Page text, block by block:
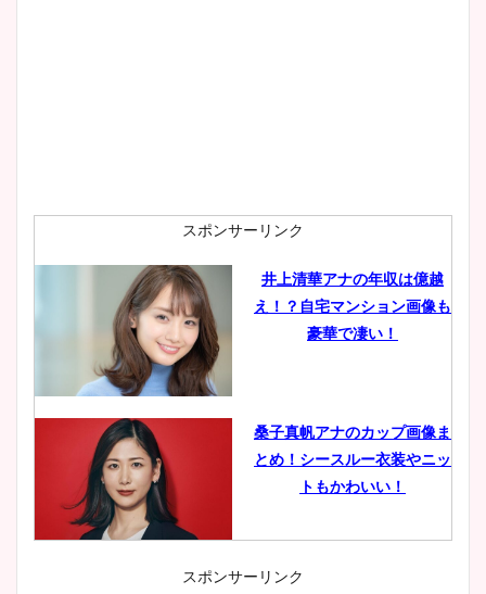
スポンサーリンク
井上清華アナの年収は億越
え！？自宅マンション画像も
豪華で凄い！
桑子真帆アナのカップ画像ま
とめ！シースルー衣装やニッ
トもかわいい！
小室瑛莉子のカップ画像まと
スポンサーリンク